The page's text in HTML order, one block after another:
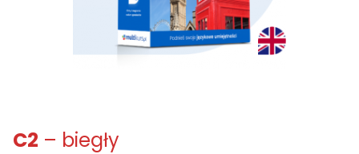
C2 – biegły